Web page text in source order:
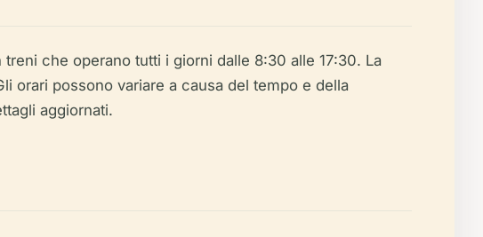
che operano tutti i giorni dalle 8:30 alle 17:30. La
orari possono variare a causa del tempo e della
aggiornati.